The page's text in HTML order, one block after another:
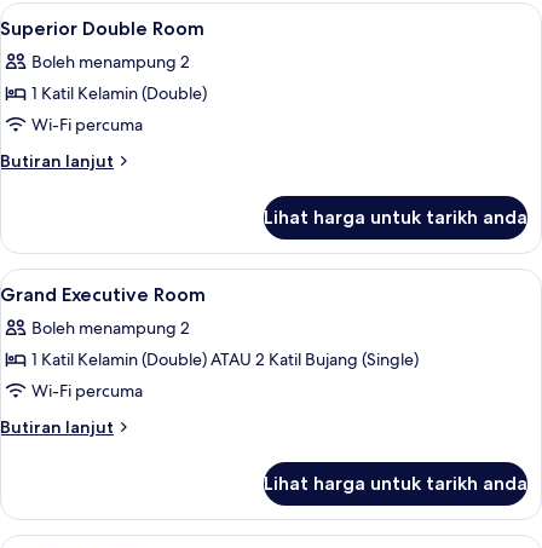
Lihat
semua
foto
untuk
Superior
Double
Peti besi dalam bilik, meja, langsir/
4
Superior Double Room
Boleh menampung 2
1 Katil Kelamin (Double)
Wi-Fi percuma
Butiran lanjut
Butiran
Double
Room
Lihat harga untuk tarikh anda
Lihat
semua
foto
untuk
Grand
Executive
Peti besi dalam bilik, meja, langsir/
12
Grand Executive Room
Boleh menampung 2
1 Katil Kelamin (Double) ATAU 2 Katil Bujang (Single)
Wi-Fi percuma
Butiran lanjut
Butiran
Executive
Room
Lihat harga untuk tarikh anda